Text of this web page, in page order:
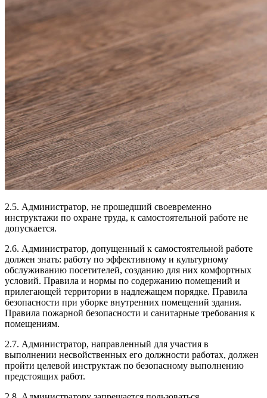
2.5. Администратор, не прошедший своевременно
инструктажи по охране труда, к самостоятельной работе не
допускается.
2.6. Администратор, допущенный к самостоятельной работе
должен знать: работу по эффективному и культурному
обслуживанию посетителей, созданию для них комфортных
условий. Правила и нормы по содержанию помещений и
прилегающей территории в надлежащем порядке. Правила
безопасности при уборке внутренних помещений здания.
Правила пожарной безопасности и санитарные требования к
помещениям.
2.7. Администратор, направленный для участия в
выполнении несвойственных его должности работах, должен
пройти целевой инструктаж по безопасному выполнению
предстоящих работ.